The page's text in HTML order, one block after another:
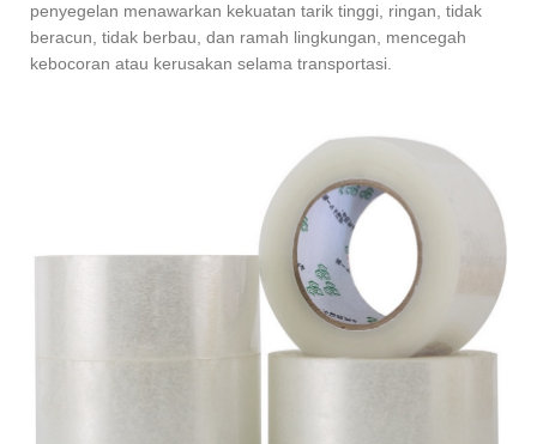
penyegelan menawarkan kekuatan tarik tinggi, ringan, tidak
beracun, tidak berbau, dan ramah lingkungan, mencegah
kebocoran atau kerusakan selama transportasi.